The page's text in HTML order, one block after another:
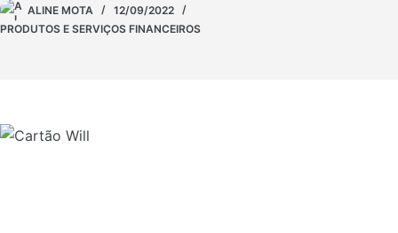
ALINE MOTA
12/09/2022
PRODUTOS E SERVIÇOS FINANCEIROS